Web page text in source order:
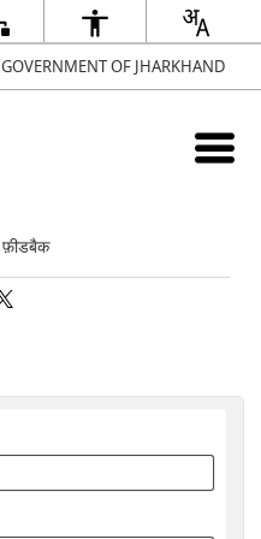
GOVERNMENT OF JHARKHAND
फ़ीडबैक